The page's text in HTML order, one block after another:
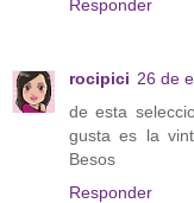
Responder
rocipici 26 de
de esta
gusta es la
Besos
Responder